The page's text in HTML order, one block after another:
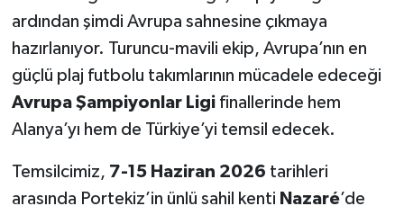
ardından şimdi Avrupa sahnesine çıkmaya
hazırlanıyor. Turuncu-mavili ekip, Avrupa’nın en
güçlü plaj futbolu takımlarının mücadele edeceği
Avrupa Şampiyonlar Ligifinallerinde hem
Alanya’yı hem de Türkiye’yi temsil edecek.
Temsilcimiz, 7-15 Haziran 2026 tarihleri
arasında Portekiz’in ünlü sahil kenti Nazaré’de